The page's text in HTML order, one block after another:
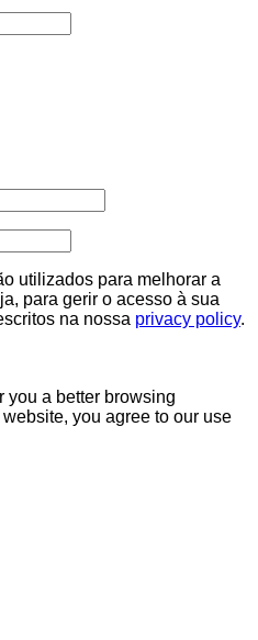
utilizados para melhorar a
para gerir o acesso à sua
na nossa privacy policy.
you a better browsing
you agree to our use